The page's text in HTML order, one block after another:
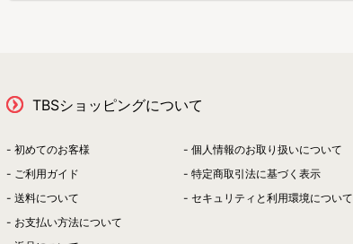
TBSショッピングについて
初めてのお客様
ご利用ガイド
送料について
お支払い方法について
個人情報のお取り扱いについて
特定商取引法に基づく表示
セキュリティと利用環境について